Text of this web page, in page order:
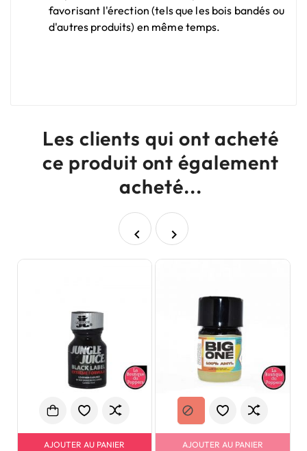
favorisant l'érection (tels que les bois bandés ou
d'autres produits) en même temps.
Les clients qui ont acheté
ce produit ont également
acheté...
 
AJOUTER AU PANIER AJOUTER AU PANIER